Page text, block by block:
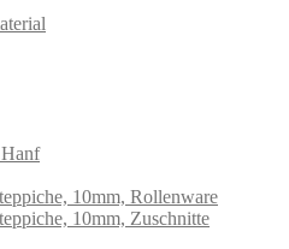
10mm, Rollenware
10mm, Zuschnitte